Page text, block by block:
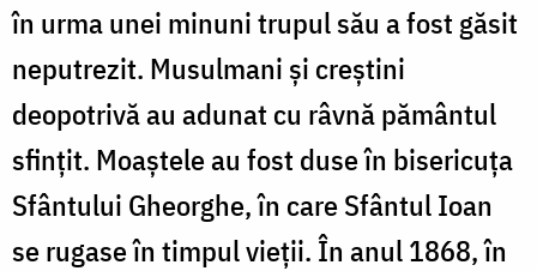
în urma unei minuni trupul său a fost găsit
neputrezit. Musulmani şi creştini
deopotrivă au adunat cu râvnă pământul
sfinţit. Moaştele au fost duse în bisericuţa
Sfântului Gheorghe, în care Sfântul Ioan
se rugase în timpul vieţii. În anul 1868, în